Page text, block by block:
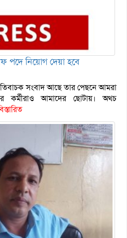
পদে নিয়োগ দেয়া হবে
সংবাদ আছে তার পেছনে আমরা
কর্মীরাও আমাদের ছোটায়। অথচ